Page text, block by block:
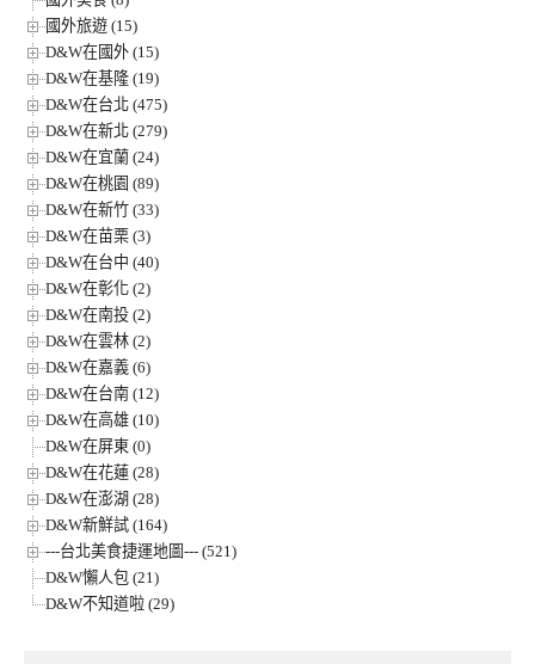
國外旅遊 (15)
D&W在國外 (15)
D&W在基隆 (19)
D&W在台北 (475)
D&W在新北 (279)
D&W在宜蘭 (24)
D&W在桃園 (89)
D&W在新竹 (33)
D&W在苗栗 (3)
D&W在台中 (40)
D&W在彰化 (2)
D&W在南投 (2)
D&W在雲林 (2)
D&W在嘉義 (6)
D&W在台南 (12)
D&W在高雄 (10)
D&W在屏東 (0)
D&W在花蓮 (28)
D&W在澎湖 (28)
D&W新鮮試 (164)
---台北美食捷運地圖--- (521)
D&W懶人包 (21)
D&W不知道啦 (29)